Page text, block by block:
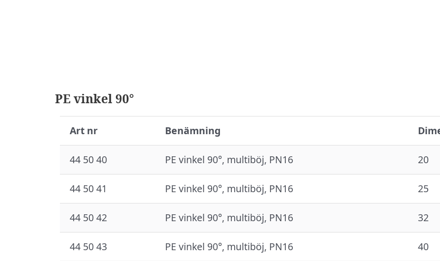
PE vinkel 90°
Art nr Benämning
44 50 40 PE vinkel 90°, multiböj, PN16 20
44 50 41 PE vinkel 90°, multiböj, PN16 25
44 50 42 PE vinkel 90°, multiböj, PN16 32
44 50 43 PE vinkel 90°, multiböj, PN16 40